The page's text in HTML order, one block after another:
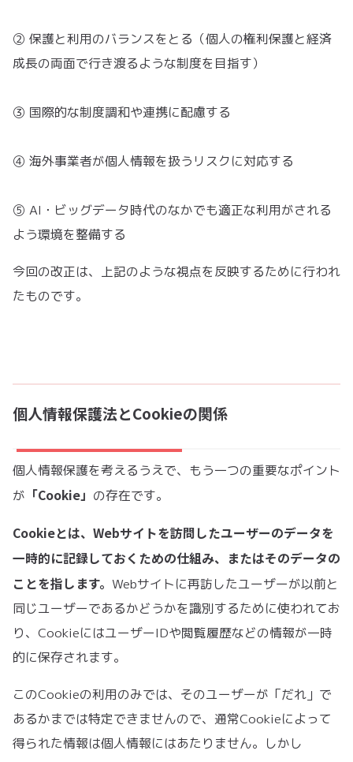
② 保護と利用のバランスをとる（個人の権利保護と経済
成長の両面で行き渡るような制度を目指す）
③ 国際的な制度調和や連携に配慮する
④ 海外事業者が個人情報を扱うリスクに対応する
⑤ AI・ビッグデータ時代のなかでも適正な利用がされる
よう環境を整備する
今回の改正は、上記のような視点を反映するために行われ
たものです。
個人情報保護法とCookieの関係
個人情報保護を考えるうえで、もう一つの重要なポイント
が 「Cookie」 の存在です。
Cookieとは、Webサイトを訪問したユーザーのデータを
一時的に記録しておくための仕組み、またはそのデータの
ことを指します。 Webサイトに再訪したユーザーが以前と
同じユーザーであるかどうかを識別するために使われてお
り、CookieにはユーザーIDや閲覧履歴などの情報が一時
的に保存されます。
このCookieの利用のみでは、そのユーザーが「だれ」で
あるかまでは特定できませんので、通常Cookieによって
得られた情報は個人情報にはあたりません。しかし